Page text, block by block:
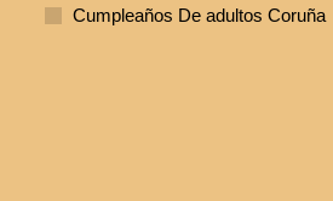
Cumpleaños De adultos Coruña